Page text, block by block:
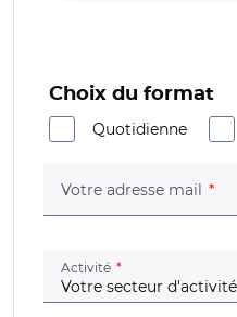
Choix du format
Quotidienne
Votre adresse mail
Activité (champ